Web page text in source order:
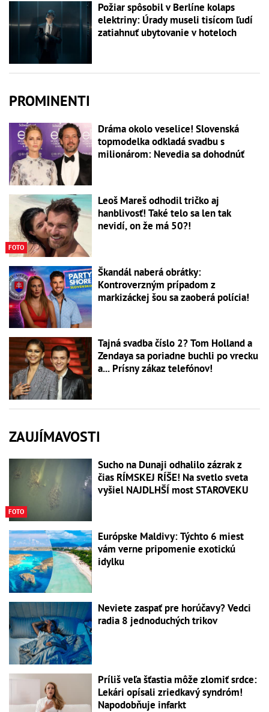
Požiar spôsobil v Berlíne kolaps
elektriny: Úrady museli tisícom ľudí
zatiahnuť ubytovanie v hoteloch
PROMINENTI
Dráma okolo veselice! Slovenská
topmodelka odkladá svadbu s
milionárom: Nevedia sa dohodnúť
FOTO
Leoš Mareš odhodil tričko aj
hanblivosť! Také telo sa len tak
nevidí, on že má 50?!
Škandál naberá obrátky:
Kontroverzným prípadom z
markizáckej šou sa zaoberá polícia!
Tajná svadba číslo 2? Tom Holland a
Zendaya sa poriadne buchli po vrecku
a... Prísny zákaz telefónov!
ZAUJÍMAVOSTI
FOTO
Sucho na Dunaji odhalilo zázrak z
čias RÍMSKEJ RÍŠE! Na svetlo sveta
vyšiel NAJDLHŠÍ most STAROVEKU
Európske Maldivy: Týchto 6 miest
vám verne pripomenie exotickú
idylku
Neviete zaspať pre horúčavy? Vedci
radia 8 jednoduchých trikov
Príliš veľa šťastia môže zlomiť srdce:
Lekári opísali zriedkavý syndróm!
Napodobňuje infarkt